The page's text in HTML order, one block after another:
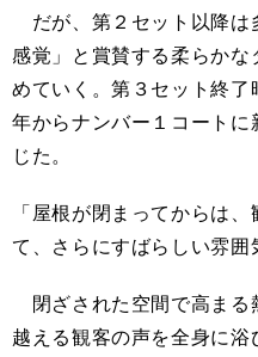
だが、第２セット以降は
感覚」と賞賛する柔らか
めていく。第３セット終
年からナンバー１コート
じた。
「屋根が閉まってからは
て、さらにすばらしい雰囲
閉ざされた空間で高まる
越える観客の声を全身に